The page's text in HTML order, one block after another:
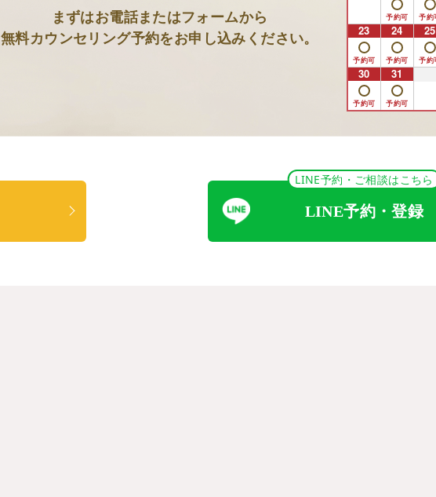
まずはお電話またはフォームから
無料カウンセリング予約をお申し込みください。
23 24 25
30 31
LINE予約・ご相談はこちら
LINE予約・登録